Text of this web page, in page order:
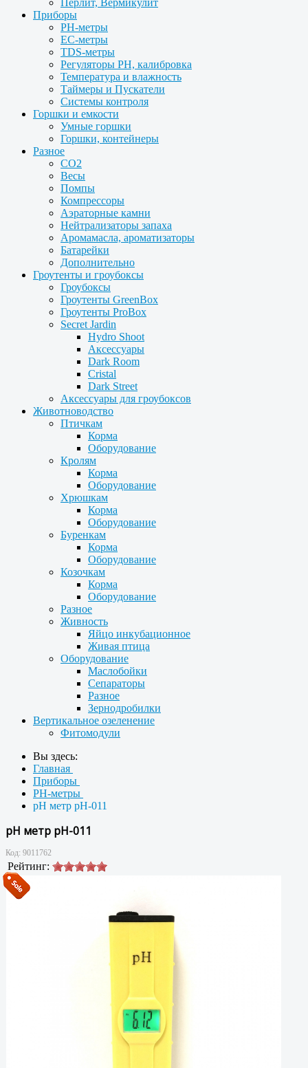
Перлит, Вермикулит
Приборы
PH-метры
EC-метры
TDS-метры
Регуляторы PH, калибровка
Температура и влажность
Таймеры и Пускатели
Системы контроля
Горшки и емкости
Умные горшки
Горшки, контейнеры
Разное
CO2
Весы
Помпы
Компрессоры
Аэраторные камни
Нейтрализаторы запаха
Аромамасла, ароматизаторы
Батарейки
Дополнительно
Гроутенты и гроубоксы
Гроубоксы
Гроутенты GreenBox
Гроутенты ProBox
Secret Jardin
Hydro Shoot
Аксессуары
Dark Room
Cristal
Dark Street
Аксессуары для гроубоксов
Животноводство
Птичкам
Корма
Оборудование
Кролям
Корма
Оборудование
Хрюшкам
Корма
Оборудование
Буренкам
Корма
Оборудование
Козочкам
Корма
Оборудование
Разное
Живность
Яйцо инкубационное
Живая птица
Оборудование
Маслобойки
Сепараторы
Разное
Зернодробилки
Вертикальное озеленение
Фитомодули
Вы здесь:
Главная
Приборы
PH-метры
pH метр pH-011
pH метр pH-011
Код: 9011762
Рейтинг: